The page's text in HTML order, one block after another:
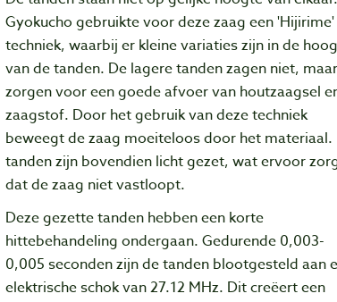
Gyokucho gebruikte voor deze zaag een 'Hijirime'
techniek, waarbij er kleine variaties zijn in de
van de tanden. De lagere tanden zagen niet, maar
zorgen voor een goede afvoer van houtzaagsel
zaagstof. Door het gebruik van deze techniek
beweegt de zaag moeiteloos door het materiaal.
tanden zijn bovendien licht gezet, wat ervoor
dat de zaag niet vastloopt.
Deze gezette tanden hebben een korte
hittebehandeling ondergaan. Gedurende 0,003-
0,005 seconden zijn de tanden blootgesteld aan
elektrische schok van 27.12 MHz. Dit creëert een